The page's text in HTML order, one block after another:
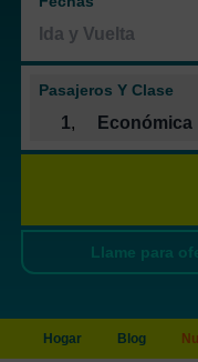
Pasajeros Y Clase
1, Económica
Llame para
Hogar Blog